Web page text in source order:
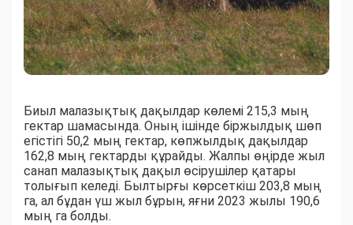
Биыл малазықтық дақылдар көлемі 215,3 мың
гектар шамасында. Оның ішінде біржылдық шөп
егістігі 50,2 мың гектар, көпжылдық дақылдар
162,8 мың гектарды құрайды. Жалпы өңірде жыл
санап малазықтық дақыл өсірушілер қатары
толығып келеді. Былтырғы көрсеткіш 203,8 мың
га, ал бұдан үш жыл бұрын, яғни 2023 жылы 190,6
мың га болды.